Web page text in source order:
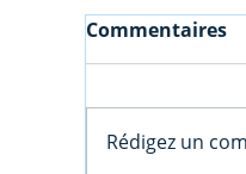
Commentaires
Rédigez un